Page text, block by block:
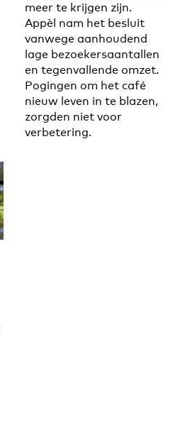
meer te krijgen zijn.
Appèl nam het besluit
vanwege aanhoudend
lage bezoekersaantallen
en tegenvallende omzet.
Pogingen om het café
nieuw leven in te blazen,
zorgden niet voor
verbetering.